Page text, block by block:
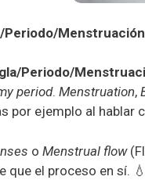
Periodo/Menstruación
Periodo/
period. Menstruation,
por ejemplo al hablar
o Menstrual flow
que el proceso en sí. 💧